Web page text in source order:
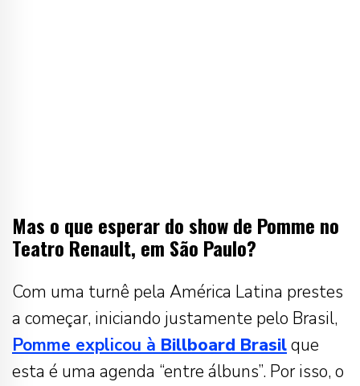
Mas o que esperar do show de Pomme no
Teatro Renault, em São Paulo?
Com uma turnê pela América Latina prestes
a começar, iniciando justamente pelo Brasil,
Pomme explicou à Billboard Brasilque
esta é uma agenda “entre álbuns”. Por isso, o